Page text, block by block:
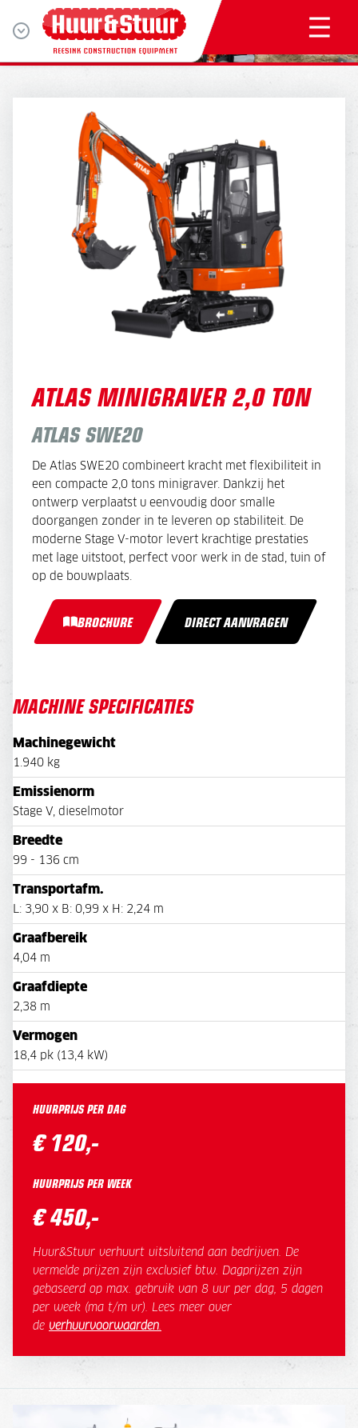
ATLAS MINIGRAVER 2,0 TON
ATLAS SWE20
De Atlas SWE20 combineert kracht met flexibiliteit in
een compacte 2,0 tons minigraver. Dankzij het
ontwerp verplaatst u eenvoudig door smalle
doorgangen zonder in te leveren op stabiliteit. De
moderne Stage V-motor levert krachtige prestaties
met lage uitstoot, perfect voor werk in de stad, tuin of
op de bouwplaats.
BROCHURE DIRECT AANVRAGEN
MACHINE SPECIFICATIES
Machinegewicht
1.940 kg
Emissienorm
Stage V, dieselmotor
Breedte
99 - 136 cm
Transportafm.
L: 3,90 x B: 0,99 x H: 2,24 m
Graafbereik
4,04 m
Graafdiepte
2,38 m
Vermogen
18,4 pk (13,4 kW)
HUURPRIJS PER DAG
€ 120,-
HUURPRIJS PER WEEK
€ 450,-
Huur&Stuur verhuurt uitsluitend aan bedrijven. De
vermelde prijzen zijn exclusief btw. Dagprijzen zijn
gebaseerd op max. gebruik van 8 uur per dag, 5 dagen
per week (ma t/m vr). Lees meer over
de verhuurvoorwaarden